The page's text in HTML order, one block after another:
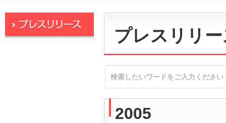
プレスリリ
2005